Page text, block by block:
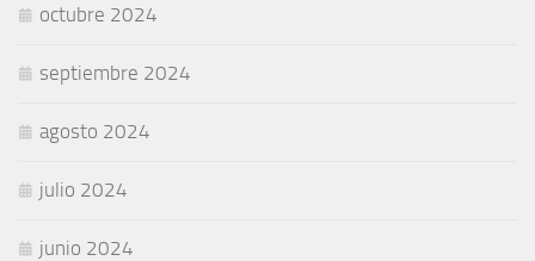
octubre 2024
septiembre 2024
agosto 2024
julio 2024
junio 2024